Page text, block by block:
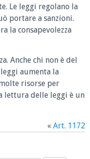
Le leggi regolano la
portare a sanzioni.
la consapevolezza
Anche chi non è del
aumenta la
risorse per
lettura delle leggi è un
« Art. 1172